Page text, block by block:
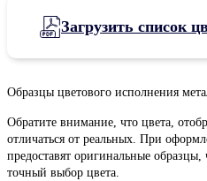
Загрузить список
Образцы цветового исполнения
Обратите внимание, что цвета,
отличаться от реальных. При
предоставят оригинальные
точный выбор цвета.